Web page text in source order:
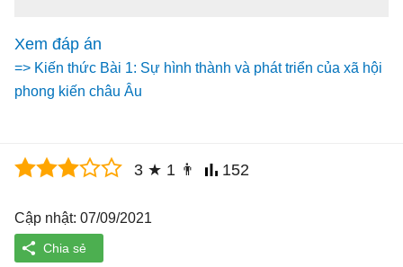
Xem đáp án
=> Kiến thức Bài 1: Sự hình thành và phát triển của xã hội
phong kiến châu Âu
3 ★ 1 👨 152
Cập nhật: 07/09/2021